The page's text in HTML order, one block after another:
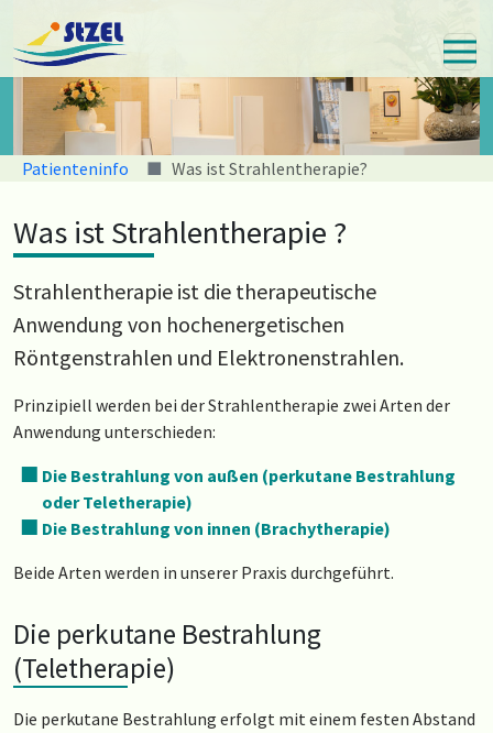
main
content
You are here:
Patienteninfo Was ist Strahlentherapie?
Was ist Strahlentherapie ?
Strahlentherapie ist die therapeutische
Anwendung von hochenergetischen
Röntgenstrahlen und Elektronenstrahlen.
Prinzipiell werden bei der Strahlentherapie zwei Arten der
Anwendung unterschieden:
Die Bestrahlung von außen (perkutane Bestrahlung
oder Teletherapie)
Die Bestrahlung von innen (Brachytherapie)
Beide Arten werden in unserer Praxis durchgeführt.
Die perkutane Bestrahlung
(Teletherapie)
Die perkutane Bestrahlung erfolgt mit einem festen Abstand